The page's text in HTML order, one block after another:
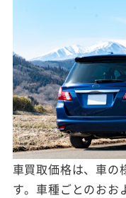
車買取価格は、車の
す。車種ごとのおお